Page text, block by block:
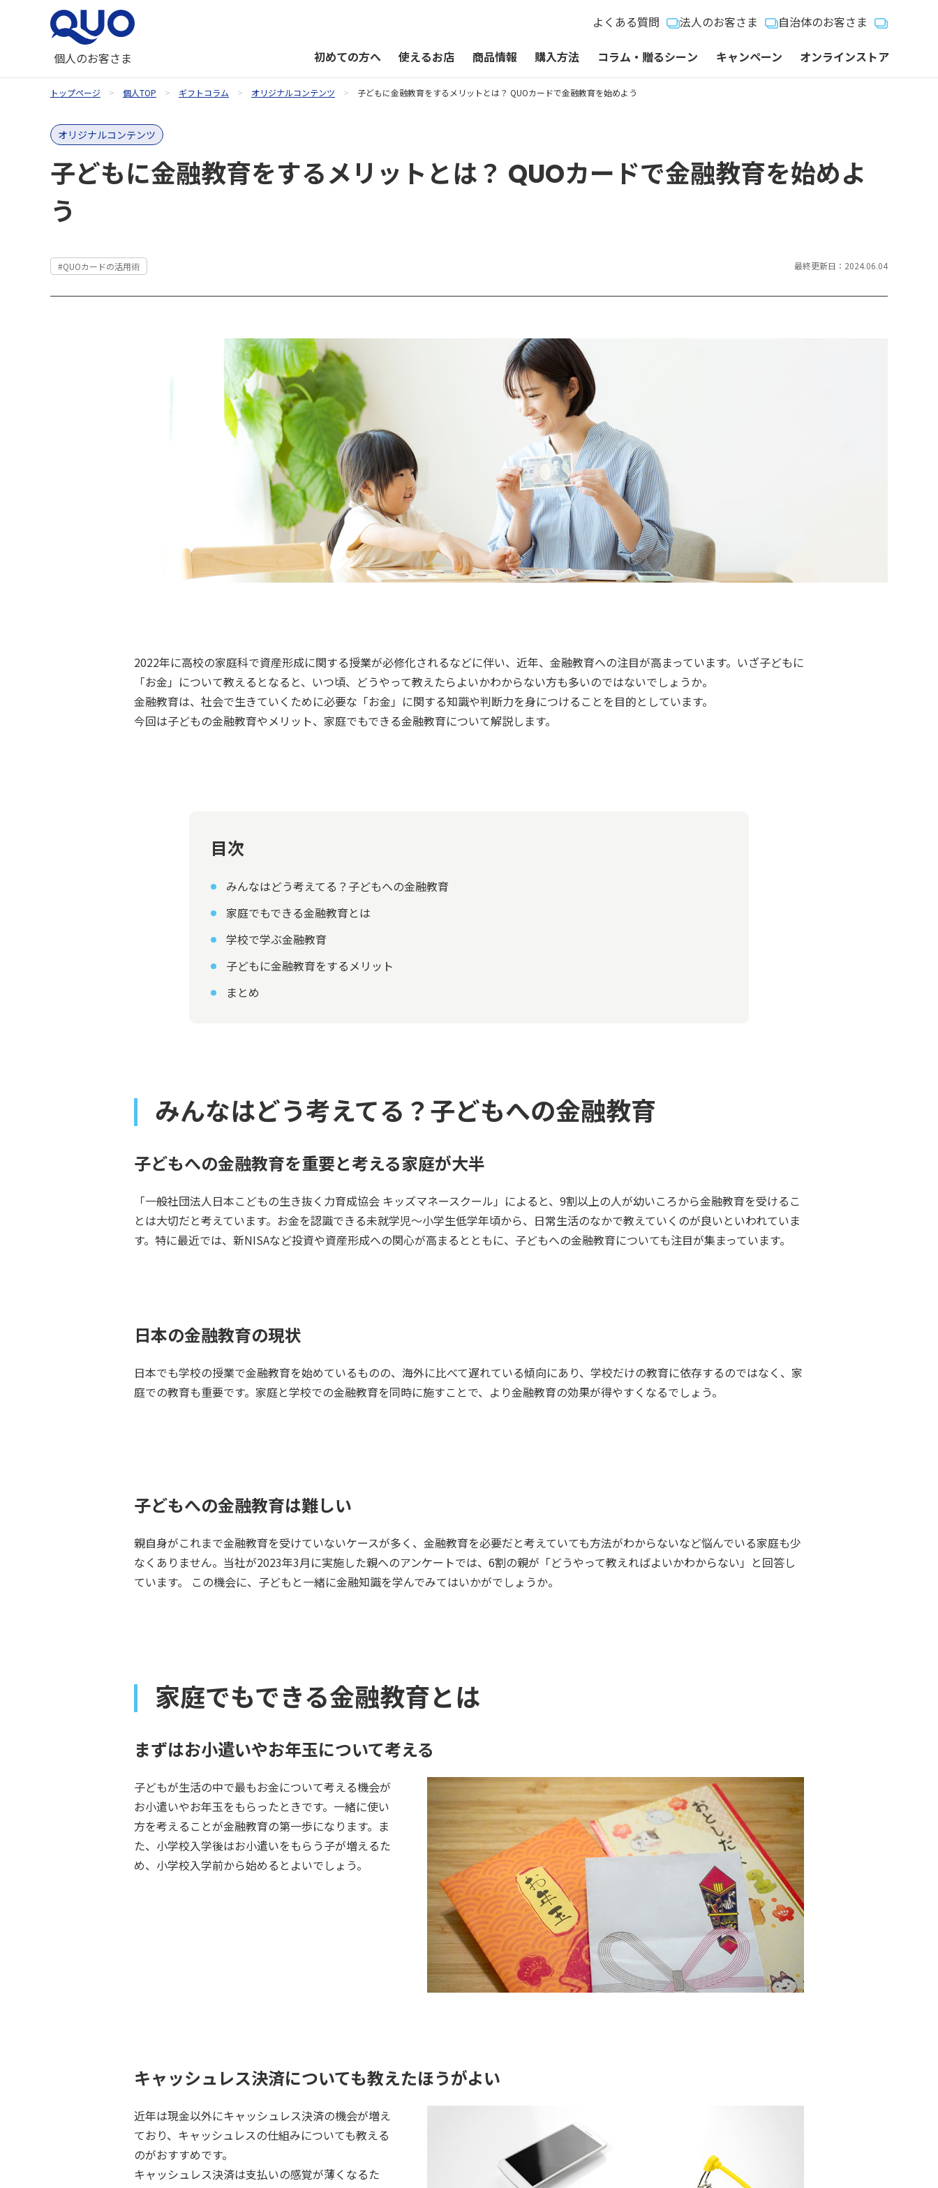
個人のお客さま 初めての方へ 使えるお店 商品情報 購入方法 コラム・贈るシーン
内祝い・お祝い返し
記念品
キャンペーン オンラインストア
よくある質問 法人のお客さま 自治体のお客さま
トップページ 個人TOP ギフトコラム オリジナルコンテンツ 子どもに金融教育をするメリットとは？ QUOカードで金融教育を始めよう
オリジナルコンテンツ
子どもに金融教育をするメリットとは？ QUOカードで金融教育を始めよ
う
#QUOカードの活用術 最終更新日：2024.06.04
2022年に高校の家庭科で資産形成に関する授業が必修化されるなどに伴い、近年、金融教育への注目が高まっています。いざ子どもに
「お金」について教えるとなると、いつ頃、どうやって教えたらよいかわからない方も多いのではないでしょうか。
金融教育は、社会で生きていくために必要な「お金」に関する知識や判断力を身につけることを目的としています。
今回は子どもの金融教育やメリット、家庭でもできる金融教育について解説します。
目次
みんなはどう考えてる？子どもへの金融教育
家庭でもできる金融教育とは
学校で学ぶ金融教育
子どもに金融教育をするメリット
まとめ
みんなはどう考えてる？子どもへの金融教育
子どもへの金融教育を重要と考える家庭が大半
「一般社団法人日本こどもの生き抜く力育成協会 キッズマネースクール」によると、9割以上の人が幼いころから金融教育を受けるこ
とは大切だと考えています。お金を認識できる未就学児～小学生低学年頃から、日常生活のなかで教えていくのが良いといわれていま
す。特に最近では、新NISAなど投資や資産形成への関心が高まるとともに、子どもへの金融教育についても注目が集まっています。
日本の金融教育の現状
日本でも学校の授業で金融教育を始めているものの、海外に比べて遅れている傾向にあり、学校だけの教育に依存するのではなく、家
庭での教育も重要です。家庭と学校での金融教育を同時に施すことで、より金融教育の効果が得やすくなるでしょう。
子どもへの金融教育は難しい
親自身がこれまで金融教育を受けていないケースが多く、金融教育を必要だと考えていても方法がわからないなど悩んでいる家庭も少
なくありません。当社が2023年3月に実施した親へのアンケートでは、6割の親が「どうやって教えればよいかわからない」と回答し
ています。 この機会に、子どもと一緒に金融知識を学んでみてはいかがでしょうか。
家庭でもできる金融教育とは
まずはお小遣いやお年玉について考える
子どもが生活の中で最もお金について考える機会が
お小遣いやお年玉をもらったときです。一緒に使い
方を考えることが金融教育の第一歩になります。ま
た、小学校入学後はお小遣いをもらう子が増えるた
め、小学校入学前から始めるとよいでしょう。
キャッシュレス決済についても教えたほうがよい
近年は現金以外にキャッシュレス決済の機会が増え
ており、キャッシュレスの仕組みについても教える
のがおすすめです。
キャッシュレス決済は支払いの感覚が薄くなるた